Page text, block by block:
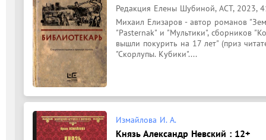
Редакция Елены Шубиной, АСТ, 2023,
Михаил Елизаров - автор романов
"Pasternak" и "Мультики", сборников
вышли покурить на 17 лет" (приз
"Скорлупы. Кубики"....
Измайлова И. А.
Князь Александр Невский : 12+